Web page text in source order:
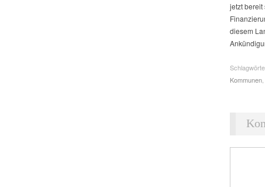
jetzt
diesem
Kommunen